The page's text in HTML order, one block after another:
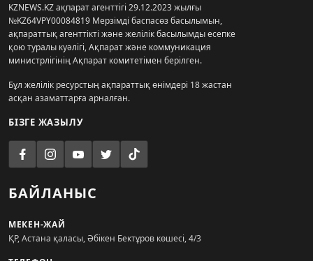
KZNEWS.KZ ақпарат агенттігі 29.12.2023 жылғы
№KZ64VPY00084819 Мерзімді баспасөз басылымын,
ақпараттық агенттікті және желілік басылымды есепке
қою туралы куәлігі, Ақпарат және коммуникация
министрлігінің Ақпарат комитетімен берілген.
Бұл желілік ресурстың ақпараттық өнімдері 18 жастан
асқан азаматтарға арналған.
БІЗГЕ ЖАЗЫЛУ
БАЙЛАНЫС
МЕКЕН-ЖАЙ
ҚР, Астана қаласы, Әбікен Бектұров көшесі, 4/3